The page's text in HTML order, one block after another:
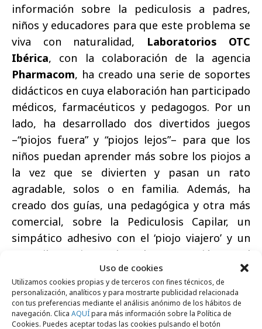
Uso de cookies
Utilizamos cookies propias y de terceros con fines técnicos, de
personalización, analíticos y para mostrarte publicidad relacionada
con tus preferencias mediante el análisis anónimo de los hábitos de
navegación. Clica AQUÍpara más información sobre la Política de
Cookies. Puedes aceptar todas las cookies pulsando el botón
información sobre la pediculosis a padres,
niños y educadores para que este problema se
viva con naturalidad,
Laboratorios OTC
Ibérica, con la colaboración de la agencia
Pharmacom, ha creado una serie de soportes
didácticos en cuya elaboración han participado
médicos, farmacéuticos y pedagogos. Por un
lado, ha desarrollado dos divertidos juegos
–“piojos fuera” y “piojos lejos”– para que los
niños puedan aprender más sobre los piojos a
la vez que se divierten y pasan un rato
agradable, solos o en familia. Además, ha
creado dos guías, una pedagógica y otra más
comercial, sobre la Pediculosis Capilar, un
simpático adhesivo con el ‘piojo viajero’ y un
DVD ilustrativo sobre la prevención y el
tratamiento de la Pediculosis Capilar.
Además, un website específico